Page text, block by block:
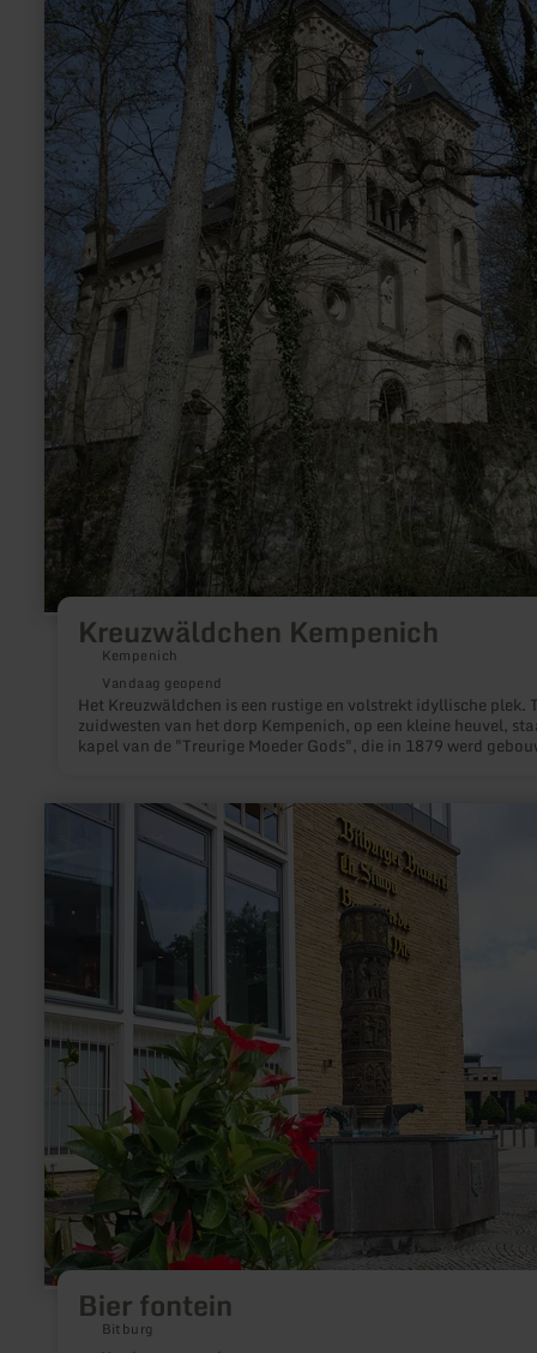
Kreuzwäldchen Kempenich
Kempenich
Vandaag geopend
Het Kreuzwäldchen is een rustige en volstrekt idyllische plek.
zuidwesten van het dorp Kempenich, op een kleine heuvel,
kapel van de "Treurige Moeder Gods", die in 1879 werd
Bier fontein
Bitburg
meer
informatie
Bier
fontein